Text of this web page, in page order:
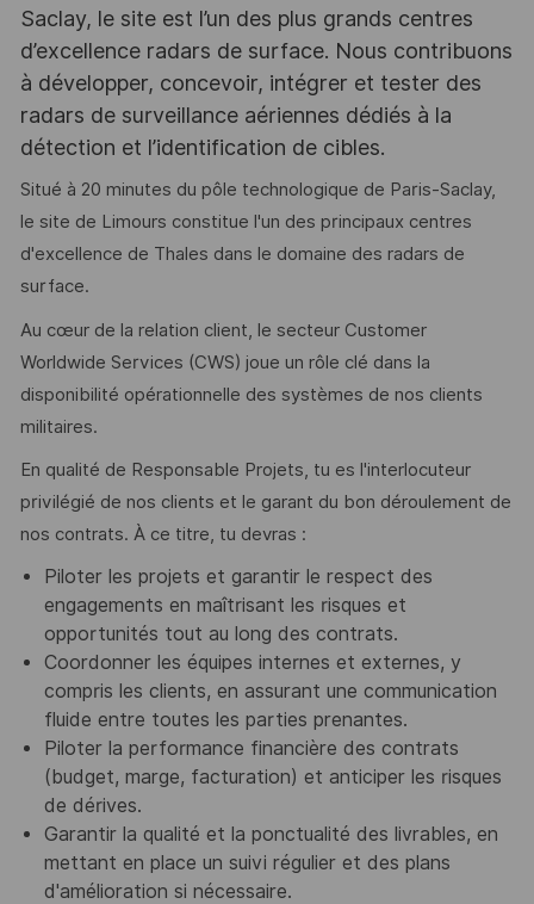
Saclay, le site est l’un des plus grands centres
d’excellence radars de surface. Nous contribuons
à développer, concevoir, intégrer et tester des
radars de surveillance aériennes dédiés à la
détection et l’identification de cibles.
Situé à 20 minutes du pôle technologique de Paris-Saclay,
le site de Limours constitue l'un des principaux centres
d'excellence de Thales dans le domaine des radars de
surface.
Au cœur de la relation client, le secteur Customer
Worldwide Services (CWS) joue un rôle clé dans la
disponibilité opérationnelle des systèmes de nos clients
militaires.
En qualité de Responsable Projets, tu es l'interlocuteur
privilégié de nos clients et le garant du bon déroulement de
nos contrats. À ce titre, tu devras :
Piloter les projets et garantir le respect des
engagements en maîtrisant les risques et
opportunités tout au long des contrats.
Coordonner les équipes internes et externes, y
compris les clients, en assurant une communication
fluide entre toutes les parties prenantes.
Piloter la performance financière des contrats
(budget, marge, facturation) et anticiper les risques
de dérives.
Garantir la qualité et la ponctualité des livrables, en
mettant en place un suivi régulier et des plans
d'amélioration si nécessaire.